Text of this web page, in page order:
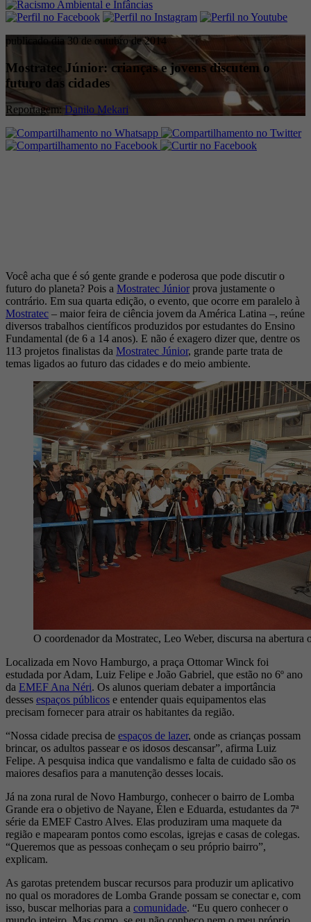
publicado dia 30 de outubro de 2014
Mostratec Júnior: crianças e jovens discutem o
futuro das cidades
Reportagem: Danilo Mekari
Você acha que é só gente grande e poderosa que pode discutir o
futuro do planeta? Pois a Mostratec Júnior prova justamente o
contrário. Em sua quarta edição, o evento, que ocorre em paralelo à
Mostratec – maior feira de ciência jovem da América Latina –, reúne
diversos trabalhos científicos produzidos por estudantes do Ensino
Fundamental (de 6 a 14 anos). E não é exagero dizer que, dentre os
113 projetos finalistas da Mostratec Júnior, grande parte trata de
temas ligados ao futuro das cidades e do meio ambiente.
O coordenador da Mostratec, Leo Weber, discursa na abertura
Localizada em Novo Hamburgo, a praça Ottomar Winck foi
estudada por Adam, Luiz Felipe e João Gabriel, que estão no 6º ano
da EMEF Ana Néri. Os alunos queriam debater a importância
desses espaços públicos e entender quais equipamentos elas
precisam fornecer para atrair os habitantes da região.
“Nossa cidade precisa de espaços de lazer, onde as crianças possam
brincar, os adultos passear e os idosos descansar”, afirma Luiz
Felipe. A pesquisa indica que vandalismo e falta de cuidado são os
maiores desafios para a manutenção desses locais.
Já na zona rural de Novo Hamburgo, conhecer o bairro de Lomba
Grande era o objetivo de Nayane, Élen e Eduarda, estudantes da 7ª
série da EMEF Castro Alves. Elas produziram uma maquete da
região e mapearam pontos como escolas, igrejas e casas de colegas.
“Queremos que as pessoas conheçam o seu próprio bairro”,
explicam.
As garotas pretendem buscar recursos para produzir um aplicativo
no qual os moradores de Lomba Grande possam se conectar e, com
isso, buscar melhorias para a comunidade. “Eu quero conhecer o